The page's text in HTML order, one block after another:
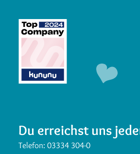
Du erreichst uns
Telefon:03334 304-0